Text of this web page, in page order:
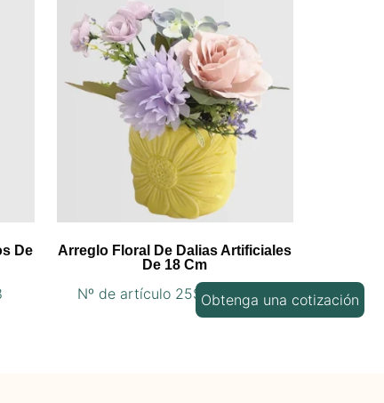
De
Arreglo Floral De Dalias Artificiales
De 18 Cm
Nº de artículo 25STZ255022Obtenga una cotización